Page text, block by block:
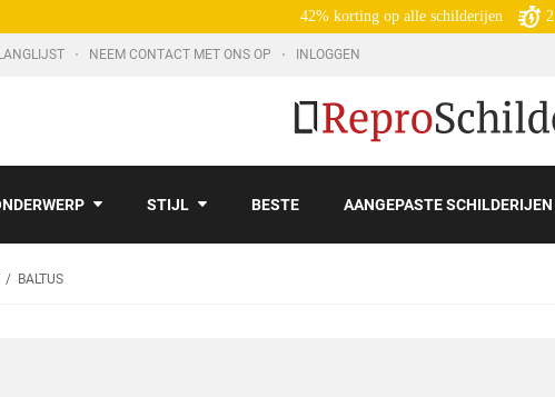
42% korting op alle schilderijen 2
NEEM CONTACT MET ONS OP INLOGGEN
STIJL BESTE AANGEPASTE SCHILDERIJEN
BALTUS